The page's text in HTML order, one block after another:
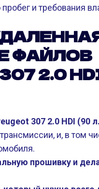
и требования
ФАЙЛОВ
2.0
307 2.0 HDI (90
трансмиссии, и, в том
прошивку и